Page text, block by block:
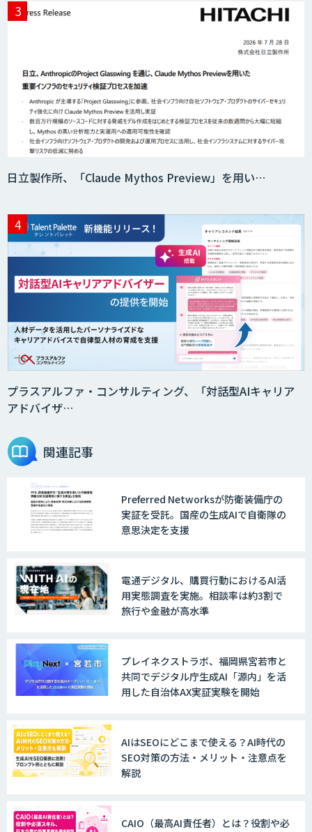
ニーズを理解する対話型AIエージェント
Web接客を進化させる対話型AIエージェ
ント「AI’mON for WEB」
AIエージェント構築支援サービス
スクレイプPro
SAT
DX推進のパートナーに「ジンベイ 生成
AI・DXコンサルティング」
JAPAN AI SALES
JAPAN AI MARKETING
ントが自動処理します 『Knowfa（ノウ
ファ）受注AIエージェント』
データ構造化ソリューション「DX-laei」
日立製作所、「Claude Mythos Preview」を用い…
プラスアルファ・コンサルティング、「対話型AIキャリア
アドバイザ…
関連記事
Preferred Networksが防衛装備庁の
実証を受託。国産の生成AIで自衛隊の
意思決定を支援
電通デジタル、購買行動におけるAI活
用実態調査を実施。相談率は約3割で
旅行や金融が高水準
プレイネクストラボ、福岡県宮若市と
共同でデジタル庁生成AI「源内」を活
用した自治体AX実証実験を開始
AIはSEOにどこまで使える？AI時代の
SEO対策の方法・メリット・注意点を
解説
CAIO（最高AI責任者）とは？役割や必